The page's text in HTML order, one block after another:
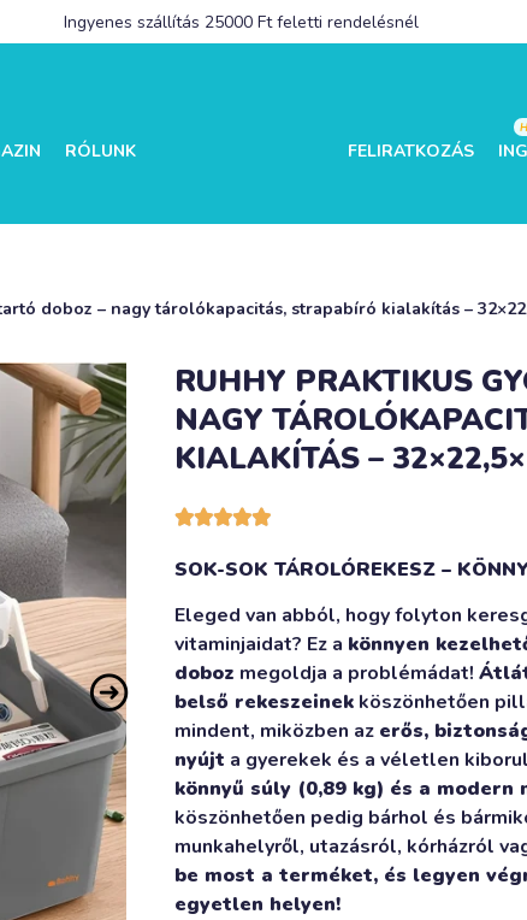
Ingyenes szállítás 25000 Ft feletti rendelésnél
RÓLUNK FELIRATKOZÁS
doboz – nagy tárolókapacitás, strapabíró kialakítás –
RUHHY PRAKTIKUS
NAGY
KIALAKÍTÁS –

SOK-SOK TÁROLÓREKESZ –
Eleged van abból, hogy folyton
vitaminjaidat? Ez a könnyen
doboz megoldja a problémádat!
belső rekeszeinek köszönhetően
mindent, miközben az erős,
nyújt a gyerekek és a véletlen
könnyű súly (0,89 kg) és a modern
köszönhetően pedig bárhol és
munkahelyről, utazásról, kórházról
be most a terméket, és legyen
egyetlen helyen!